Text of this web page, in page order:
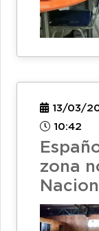
13/03/
10:42
zona